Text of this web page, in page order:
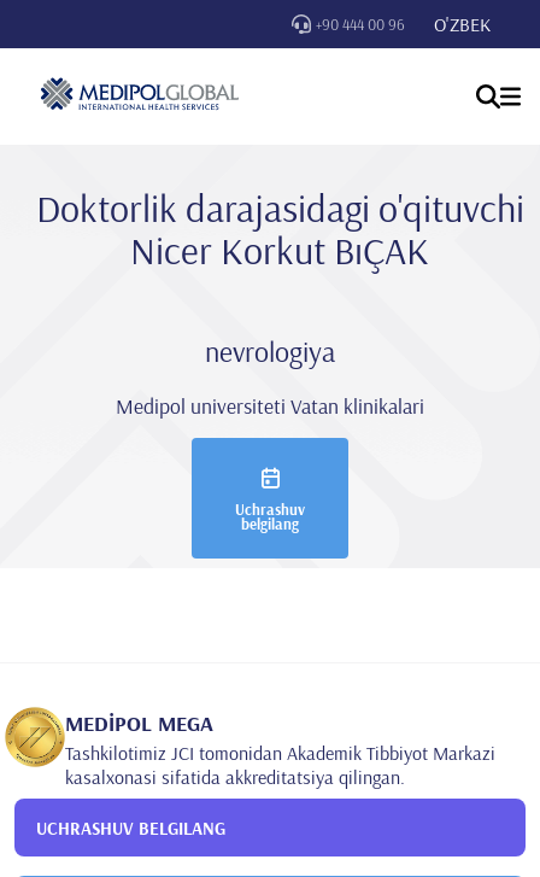
+90 444 00 96 O'ZBEK
Doktorlik darajasidagi o'qituvchi
Nicer Korkut BıÇAK
nevrologiya
Medipol universiteti Vatan klinikalari
Uchrashuv
belgilang
MEDİPOL MEGA
Tashkilotimiz JCI tomonidan Akademik Tibbiyot Markazi
kasalxonasi sifatida akkreditatsiya qilingan.
UCHRASHUV BELGILANG